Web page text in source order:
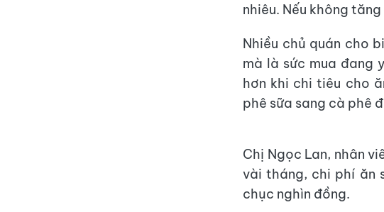
nhiêu. Nếu không
Nhiều chủ quán cho
mà là sức mua đang
hơn khi chi tiêu cho
phê sữa sang cà phê
Chị Ngọc Lan, nhân
vài tháng, chi phí ăn
chục nghìn đồng.